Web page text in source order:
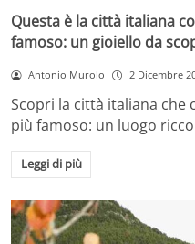
Questa è la città italiana
famoso: un gioiello da
Antonio Murolo 2 Dicembre
Scopri la città italiana che
più famoso: un luogo
Leggi di più